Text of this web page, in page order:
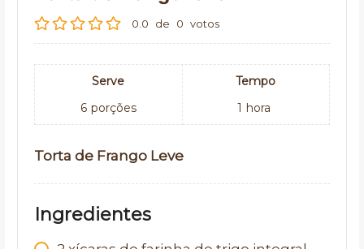
0.0 de 0 votos
Serve
6 porções
Tempo
1 hora
Torta de Frango Leve
Ingredientes